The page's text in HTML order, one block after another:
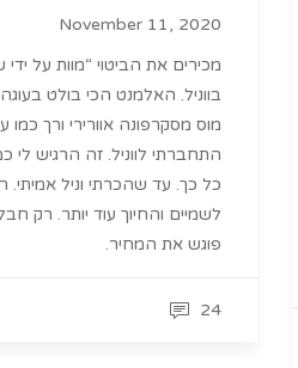
November 11, 2020
מכירים את הביטוי “מוות על
בווניל. האלמנט הכי בולט בעוגה
מוס מסקרפונה אוורירי ורך
התחברתי לווניל. זה הרגיש לי
כל כך. עד שהכרתי וניל אמיתי.
לשמיים והחיוך עוד יותר. רק
פוגש את המחיר.
24